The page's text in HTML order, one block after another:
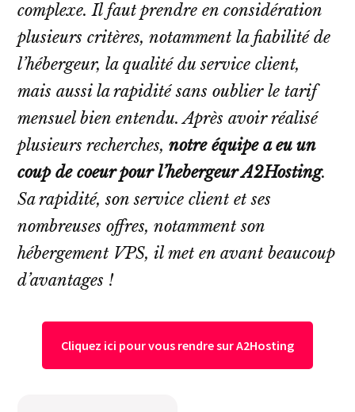
complexe. Il faut prendre en considération
plusieurs critères, notamment la fiabilité de
l’hébergeur, la qualité du service client,
mais aussi la rapidité sans oublier le tarif
mensuel bien entendu. Après avoir réalisé
plusieurs recherches,notre équipe a eu un
coup de coeur pour l’hebergeur A2Hosting.
Sa rapidité, son service client et ses
nombreuses offres, notamment son
hébergement VPS, il met en avant beaucoup
d’avantages !
Cliquez ici pour vous rendre sur A2Hosting